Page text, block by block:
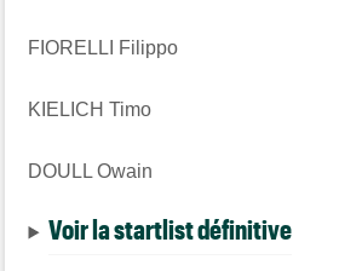
FIORELLI Filippo
KIELICH Timo
DOULL Owain
Voir la startlist définitive